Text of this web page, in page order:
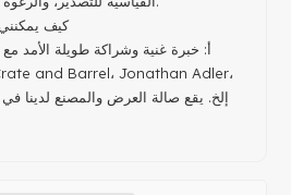
8. كيف
أ: خبرة غنية وشراكة طويلة الأمد مع
إلخ. يقع صالة العرض والمصنع لدينا